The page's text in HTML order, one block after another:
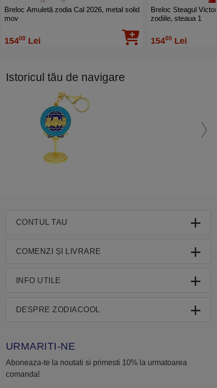
Breloc Amuletă zodia Cal 2026, metal solid
mov
15400 Lei
Breloc Steagul
zodiile, steaua 1
15400 Lei
Istoricul tău de navigare
CONTUL TAU
COMENZI ȘI LIVRARE
INFO UTILE
DESPRE ZODIACOOL
URMARITI-NE
Aboneaza-te la noutati si primesti 10% la urmatoarea
comanda!